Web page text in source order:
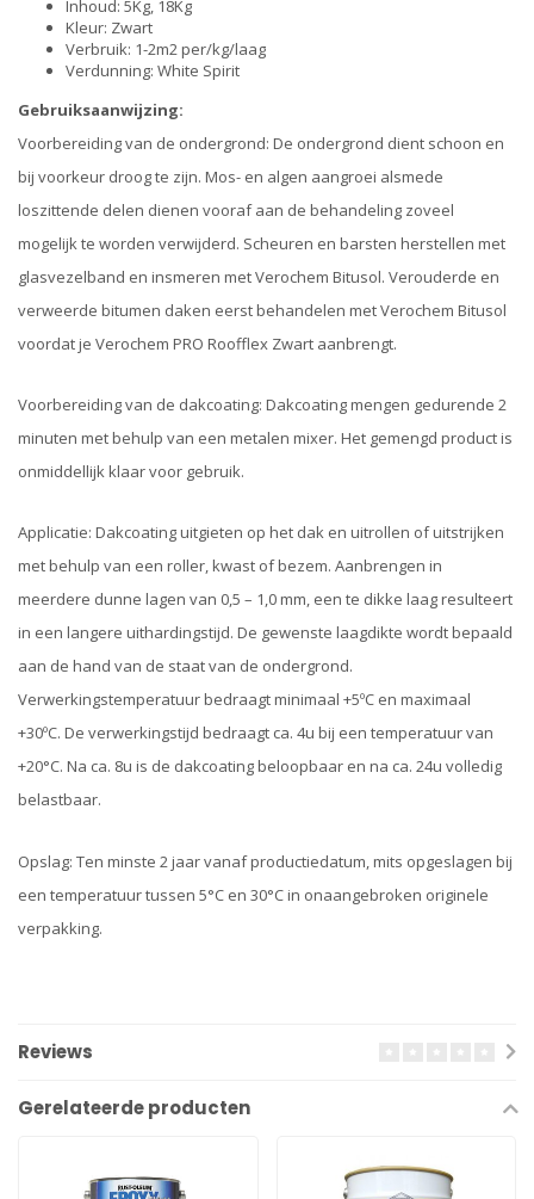
Inhoud: 5Kg, 18Kg
Kleur: Zwart
Verbruik: 1-2m2 per/kg/laag
Verdunning: White Spirit
Gebruiksaanwijzing:
Voorbereiding van de ondergrond: De ondergrond dient schoon en
bij voorkeur droog te zijn. Mos- en algen aangroei alsmede
loszittende delen dienen vooraf aan de behandeling zoveel
mogelijk te worden verwijderd. Scheuren en barsten herstellen met
glasvezelband en insmeren met Verochem Bitusol. Verouderde en
verweerde bitumen daken eerst behandelen met Verochem Bitusol
voordat je Verochem PRO Roofflex Zwart aanbrengt.
Voorbereiding van de dakcoating: Dakcoating mengen gedurende 2
minuten met behulp van een metalen mixer. Het gemengd product is
onmiddellijk klaar voor gebruik.
Applicatie: Dakcoating uitgieten op het dak en uitrollen of uitstrijken
met behulp van een roller, kwast of bezem. Aanbrengen in
meerdere dunne lagen van 0,5 – 1,0 mm, een te dikke laag resulteert
in een langere uithardingstijd. De gewenste laagdikte wordt bepaald
aan de hand van de staat van de ondergrond.
Verwerkingstemperatuur bedraagt minimaal +5ºC en maximaal
+30ºC. De verwerkingstijd bedraagt ca. 4u bij een temperatuur van
+20°C. Na ca. 8u is de dakcoating beloopbaar en na ca. 24u volledig
belastbaar.
Opslag: Ten minste 2 jaar vanaf productiedatum, mits opgeslagen bij
een temperatuur tussen 5°C en 30°C in onaangebroken originele
verpakking.
Reviews
Gerelateerde producten